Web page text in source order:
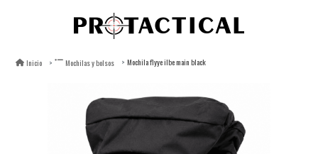
Inicio Mochilas y bolsos Mochila flyye ilbe main black